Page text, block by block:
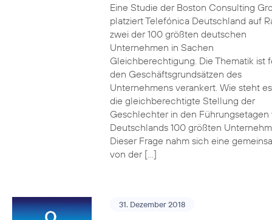
Eine Studie der Boston Consulting
platziert Telefónica Deutschland auf
zwei der 100 größten deutschen
Unternehmen in Sachen
Gleichberechtigung. Die Thematik ist
den Geschäftsgrundsätzen des
Unternehmens verankert. Wie steht
die gleichberechtigte Stellung der
Geschlechter in den Führungsetagen
Deutschlands 100 größten
Dieser Frage nahm sich eine
von der […]
31. Dezember 2018